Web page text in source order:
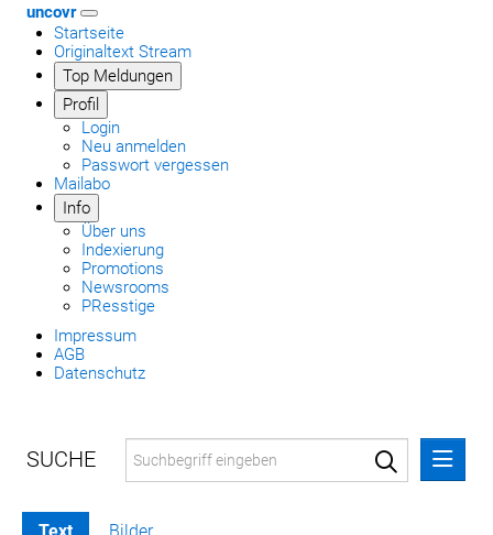
uncovr
Startseite
Originaltext Stream
Top Meldungen
Profil
Login
Neu anmelden
Passwort vergessen
Mailabo
Info
Über uns
Indexierung
Promotions
Newsrooms
PResstige
Impressum
AGB
Datenschutz